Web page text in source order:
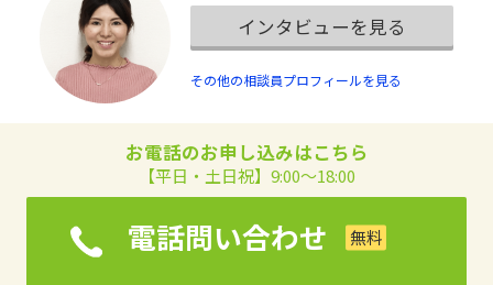
インタビューを見る
その他の相談員プロフィールを見る
お電話のお申し込みはこちら
【平日・土日祝】9:00～18:00
電話問い合わせ